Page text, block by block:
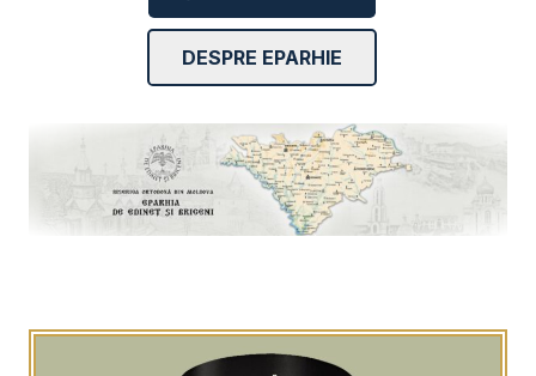
DESPRE EPARHIE